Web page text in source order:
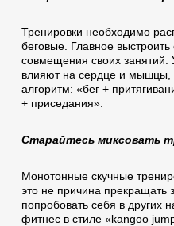
Тренировки необходимо
беговые. Главное
совмещения своих занятий.
влияют на сердце и мышцы,
алгоритм: «бег +
+ приседания».
Старайтесь миксовать
Монотонные скучные
это не причина прекращать
попробовать себя в других
фитнес в стиле «kangoo